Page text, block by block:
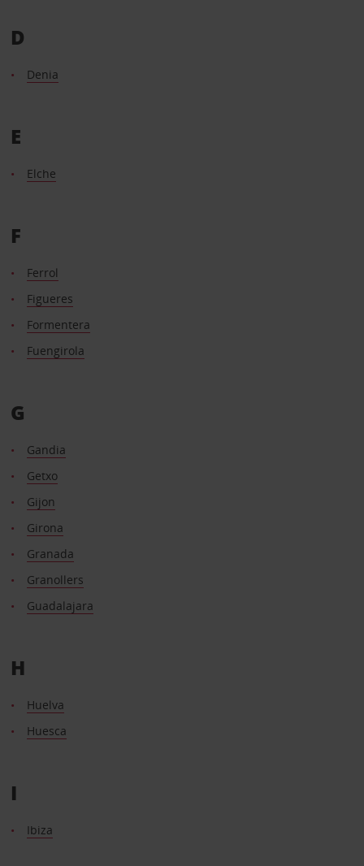
D
Denia
E
Elche
F
Ferrol
Figueres
Formentera
Fuengirola
G
Gandia
Getxo
Gijon
Girona
Granada
Granollers
Guadalajara
H
Huelva
Huesca
I
Ibiza